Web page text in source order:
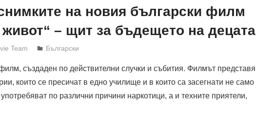
на новия български филм
– щит за бъдещето на децата
Team Български
филм, създаден по действителни случки и събития. Филмът представя
които се пресичат в едно училище и в които са засегнати не само
по различни причини наркотици, а и техните приятели,